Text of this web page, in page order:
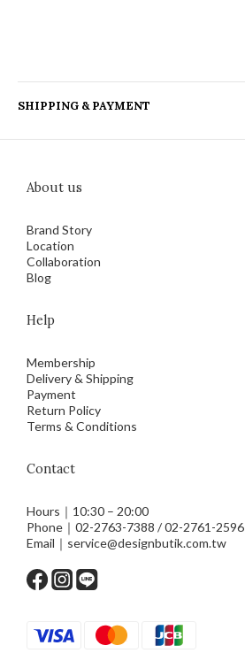
SHIPPING & PAYMENT
About us
Brand Story
Location
Collaboration
Blog
Help
Membership
Delivery & Shipping
Payment
Return Policy
Terms & Conditions
Contact
Hours｜10:30 – 20:00
Phone｜02-2763-7388 / 02-2761-2596
Email｜service@designbutik.com.tw